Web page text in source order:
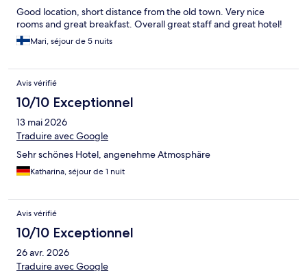
Good location, short distance from the old town. Very nice
rooms and great breakfast. Overall great staff and great hotel!
Mari, séjour de 5 nuits
Avis vérifié
10/10 Exceptionnel
13 mai 2026
Traduire avec Google
Sehr schönes Hotel, angenehme Atmosphäre
Katharina, séjour de 1 nuit
Avis vérifié
10/10 Exceptionnel
26 avr. 2026
Traduire avec Google